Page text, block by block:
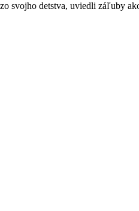
svojho detstva, uviedli záľuby